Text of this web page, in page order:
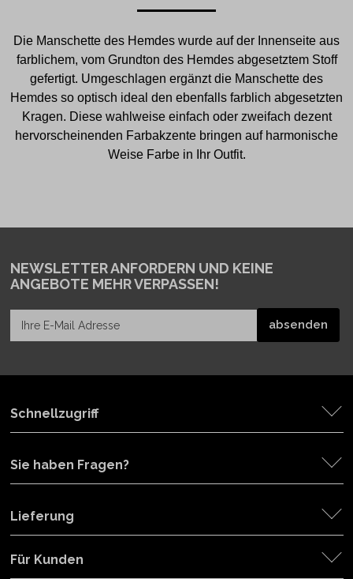
Die Manschette des Hemdes wurde auf der Innenseite aus
farblichem, vom Grundton des Hemdes abgesetztem Stoff
gefertigt. Umgeschlagen ergänzt die Manschette des
Hemdes so optisch ideal den ebenfalls farblich abgesetzten
Kragen. Diese wahlweise einfach oder zweifach dezent
hervorscheinenden Farbakzente bringen auf harmonische
Weise Farbe in Ihr Outfit.
NEWSLETTER ANFORDERN UND KEINE
ANGEBOTE MEHR VERPASSEN!
Schnellzugriff
Sie haben Fragen?
Lieferung
Für Kunden